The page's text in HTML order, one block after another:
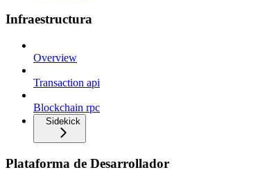
Infraestructura
Overview
Transaction api
Blockchain rpc
Sidekick
Plataforma de Desarrollador